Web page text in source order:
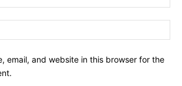
email, and website in this browser for the